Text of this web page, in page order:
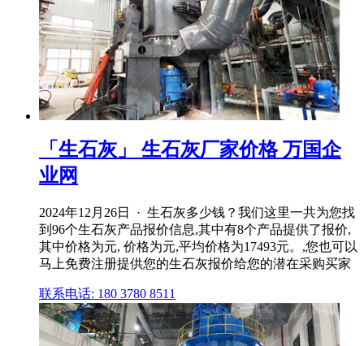
「生石灰」 生石灰厂家价格 万国企
业网
2024年12月26日 · 生石灰多少钱？我们这里一共为您找
到96个生石灰产品报价信息,其中有8个产品提供了报价,
其中价格为元, 价格为元,平均价格为17493元。,您也可以
马上免费注册提供您的生石灰报价给您的潜在采购买家
联系电话: 180 3780 8511